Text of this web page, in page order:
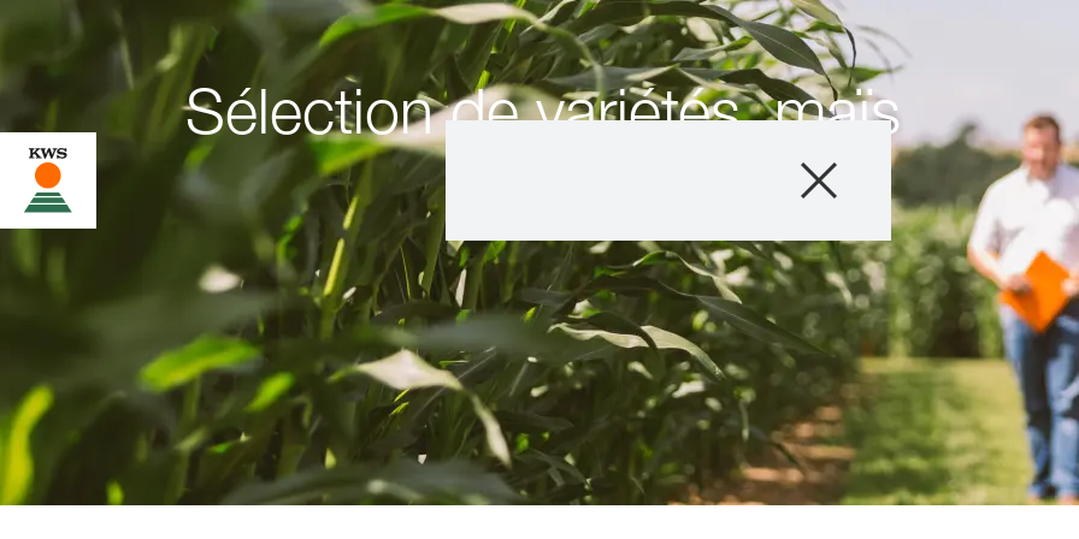
Produits
Conseils
Histoires et
Service
Qui sommes-
Sélection de variétés, maïs